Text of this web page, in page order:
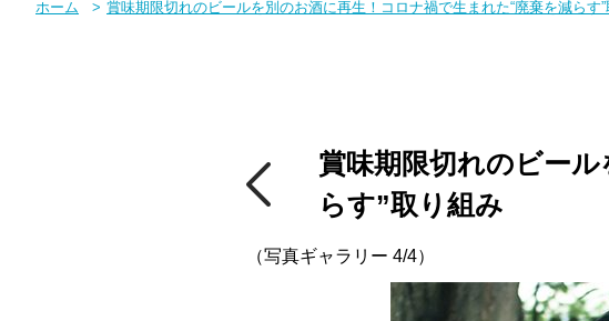
ホーム 賞味期限切れのビールを別のお酒に再生！コロナ禍で生まれた“廃棄を減らす
賞味期限切れのビー
らす”取り組み
（写真ギャラリー 4/4）